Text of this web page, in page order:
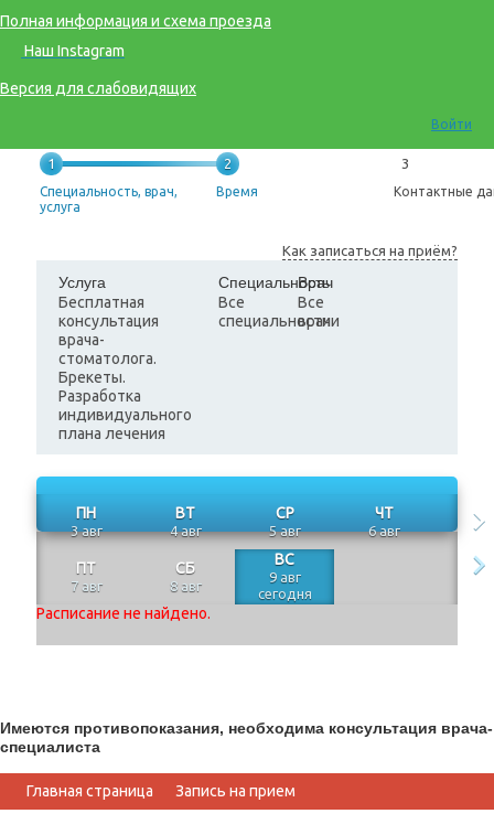
Полная информация и схема проезда
Наш Instagram
Версия для слабовидящих
Войти
1
Специальность, врач,
услуга
2
Время
3
Контактные
Как записаться на приём?
Услуга
Бесплатная
консультация
врача-
стоматолога.
Брекеты.
Разработка
индивидуального
плана лечения
Специальность
Все
специальности
Врач
Все
врачи
ПН
3 авг
ВТ
4 авг
СР
5 авг
ЧТ
6 авг
ПТ
7 авг
СБ
8 авг
ВС
9 авг
сегодня
Расписание не найдено.
Имеются противопоказания, необходима консультация врача-
специалиста
Главная страница Запись на прием